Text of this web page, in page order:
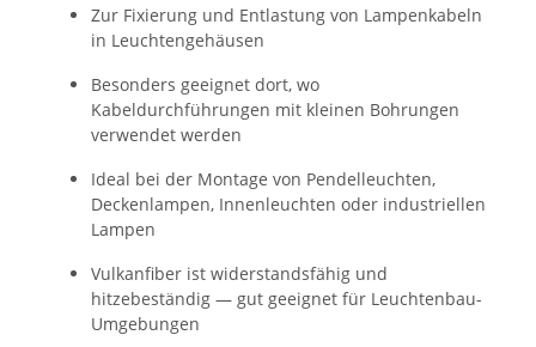
Zur Fixierung und Entlastung von Lampenkabeln
in Leuchtengehäusen
Besonders geeignet dort, wo
Kabeldurchführungen mit kleinen Bohrungen
verwendet werden
Ideal bei der Montage von Pendelleuchten,
Deckenlampen, Innenleuchten oder industriellen
Lampen
Vulkanfiber ist widerstandsfähig und
hitzebeständig — gut geeignet für Leuchtenbau-
Umgebungen